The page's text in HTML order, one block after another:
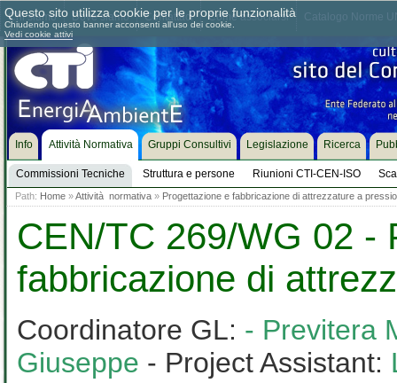
Chi siamo Dove siamo Contattaci Come associarsi
Info Attività Normativa
Commissioni Tecniche Struttura e persone Riunioni CTI-CEN-ISO
Gruppi Consultivi Legislazione Ricerca
Path: Home »Attività normativa » Progettazione e fabbricazione di attrezzature a
CEN/TC 269/WG 02 -
fabbricazione di
Coordinatore GL: - Previtera
Giuseppe - Project Assistant:
Questo sito utilizza cookie per le proprie funzionalità
Chiudendo questo banner acconsenti all'uso dei cookie.
Vedi cookie attivi